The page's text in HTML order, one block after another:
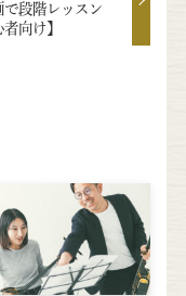
で段階レッスン
者向け】